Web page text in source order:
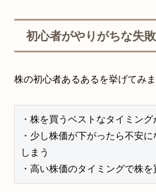
初心者がやりがちな失
株の初心者あるあるを挙げてみま
・株を買うベストなタイミン
・少し株価が下がったら不安
しまう
・高い株価のタイミングで株を